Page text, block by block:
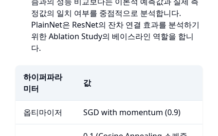
정값의 일치 여부를 중점적으로 분석합니다.
PlainNet은 ResNet의 잔차 연결 효과를 분석하기
위한 Ablation Study의 베이스라인 역할을 합니
다.
하이퍼파라
미터
값
옵티마이저 SGD with momentum (0.9)